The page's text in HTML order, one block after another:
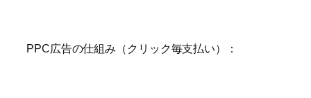
PPC広告の仕組み（クリック毎支払い）：